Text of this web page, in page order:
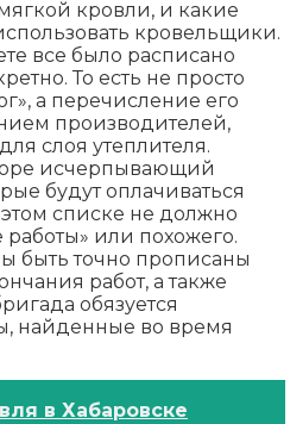
кровли, и какие
кровельщики.
все было расписано
То есть не просто
а перечисление его
производителей,
слоя утеплителя.
исчерпывающий
будут оплачиваться
списке не должно
или похожего.
быть точно прописаны
работ, а также
обязуется
найденные во время
в Хабаровске